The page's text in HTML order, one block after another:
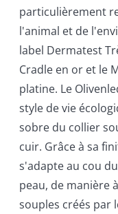
particulièrement
l'animal et de
label Dermatest
Cradle en or et le
platine. Le
style de vie
sobre du collier
cuir. Grâce à sa
s'adapte au cou
peau, de manière
souples créés par